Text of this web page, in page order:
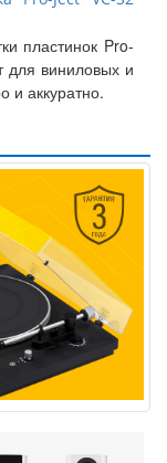
пластинок Pro-
для виниловых и
и аккуратно.